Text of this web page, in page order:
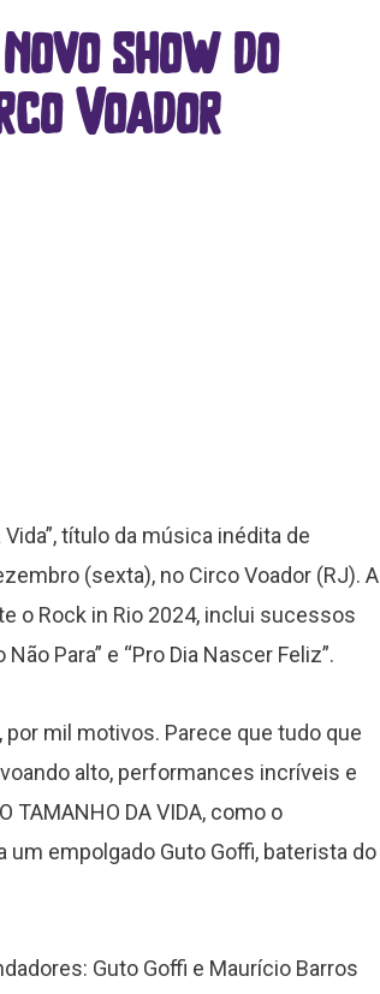
show do
Voador
título da música inédita de
(sexta), no Circo Voador (RJ). A
o Rock in Rio 2024, inclui sucessos
Para” e “Pro Dia Nascer Feliz”.
por mil motivos. Parece que tudo que
alto, performances incríveis e
TAMANHO DA VIDA, como o
um empolgado Guto Goffi, baterista do
Guto Goffi e Maurício Barros